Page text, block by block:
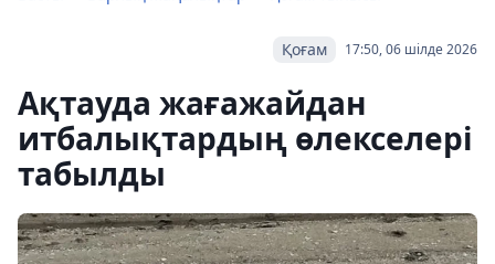
17:50, 06 шілде 2026
Қоғам
Ақтауда жағажайдан
итбалықтардың өлекселері
табылды